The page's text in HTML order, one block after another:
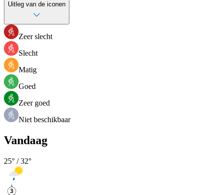
Uitleg van de iconen
Zeer slecht
Slecht
Matig
Goed
Zeer goed
Niet beschikbaar
Vandaag
25° /32°